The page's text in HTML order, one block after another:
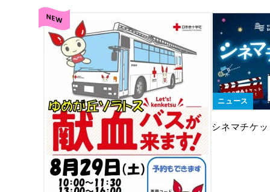
ニュース
シネマチケ